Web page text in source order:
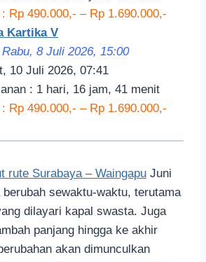
Rp 490.000,- – Rp 1.690.000,-
Kartika V
8 Juli 2026, 15:00
10 Juli 2026, 07:41
: 1 hari, 16 jam, 41 menit
Rp 490.000,- – Rp 1.690.000,-
rute Surabaya – Waingapu Juni
sewaktu-waktu, terutama
dilayari kapal swasta. Juga
panjang hingga ke akhir
akan dimunculkan